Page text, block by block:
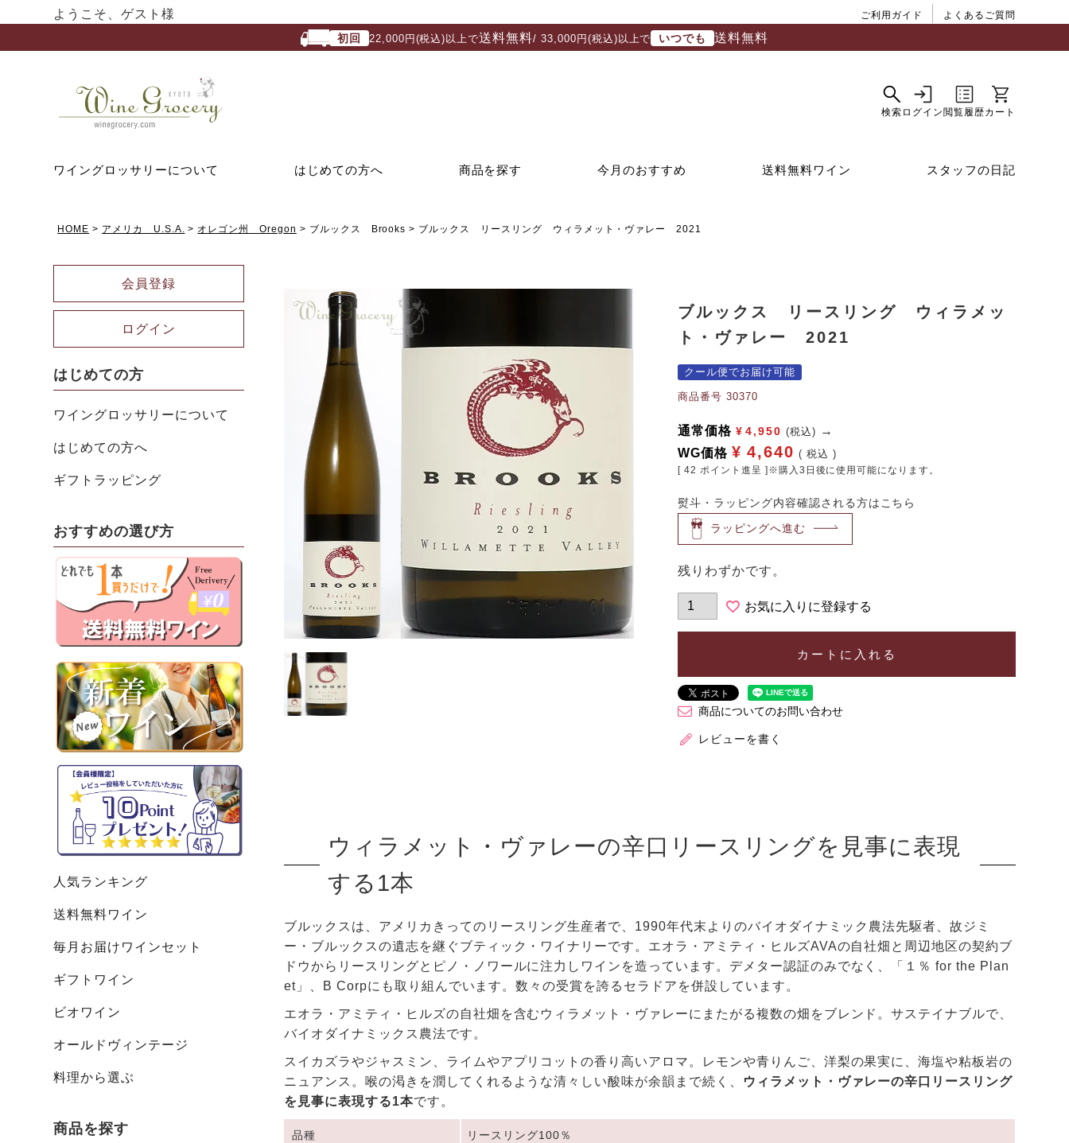
ようこそ、ゲスト様 ご利用ガイド よくあるご質問
初回 22,000円(税込)以上で送料無料/ 33,000円(税込)以上で いつでも 送料無料
ワイングロッサリーについて はじめての方へ 商品を探す 今月のおすすめ 送料無料ワイン スタッフの日記
HOME アメリカ U.S.A. オレゴン州 Oregon ブルックス Brooks ブルックス リースリング ウィラメット・ヴァレー 2021
会員登録
ログイン
はじめての方
ワイングロッサリーについて
はじめての方へ
ギフトラッピング
おすすめの選び方
人気ランキング
送料無料ワイン
毎月お届けワインセット
ギフトワイン
ビオワイン
オールドヴィンテージ
料理から選ぶ
商品を探す
ブルックス リースリング ウィラメッ
ト・ヴァレー 2021
クール便でお届け可能
商品番号 30370
通常価格 ¥ 4,950 (税込)
WG価格 ¥ 4,640 税込
[ 42 ポイント進呈 ]※購入3日後に使用可能になります。
熨斗・ラッピング内容確認される方はこちら
ラッピングへ進む
残りわずかです。
お気に入りに登録する
カートに入れる
商品についてのお問い合わせ
レビューを書く
ウィラメット・ヴァレーの辛口リースリングを見事に表現
する1本
ブルックスは、アメリカきってのリースリング生産者で、1990年代末よりのバイオダイナミック農法先駆者、故ジミ
ー・ブルックスの遺志を継ぐブティック・ワイナリーです。エオラ・アミティ・ヒルズAVAの自社畑と周辺地区の契約ブ
ドウからリースリングとピノ・ノワールに注力しワインを造っています。デメター認証のみでなく、「１％ for the Plan
et」、B Corpにも取り組んでいます。数々の受賞を誇るセラドアを併設しています。
エオラ・アミティ・ヒルズの自社畑を含むウィラメット・ヴァレーにまたがる複数の畑をブレンド。サステイナブルで、
バイオダイナミックス農法です。
スイカズラやジャスミン、ライムやアプリコットの香り高いアロマ。レモンや青りんご、洋梨の果実に、海塩や粘板岩の
ニュアンス。喉の渇きを潤してくれるような清々しい酸味が余韻まで続く、
ウィラメット・ヴァレーの辛口リースリング
を見事に表現する1本です。
品種 リースリング100％